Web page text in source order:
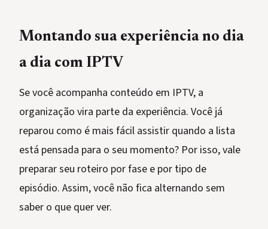
Montando sua experiência no dia
a dia com IPTV
Se você acompanha conteúdo em IPTV, a
organização vira parte da experiência. Você já
reparou como é mais fácil assistir quando a lista
está pensada para o seu momento? Por isso, vale
preparar seu roteiro por fase e por tipo de
episódio. Assim, você não fica alternando sem
saber o que quer ver.